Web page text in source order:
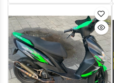
impresas con tinta
ecosolvente. Alta
resistencia, acabado
profesional y opción de
personalización.